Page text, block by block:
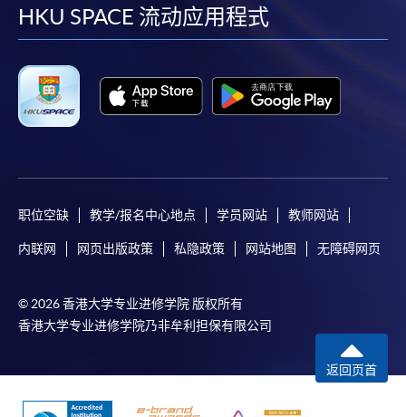
facebook
youtube
linkedin
HKU SPACE 流动应用程式
职位空缺 教学/报名中心地点 学员网站 教师网站
内联网 网页出版政策 私隐政策 网站地图 无障碍网页
© 2026 香港大学专业进修学院 版权所有
香港大学专业进修学院乃非牟利担保有限公司
返回页首